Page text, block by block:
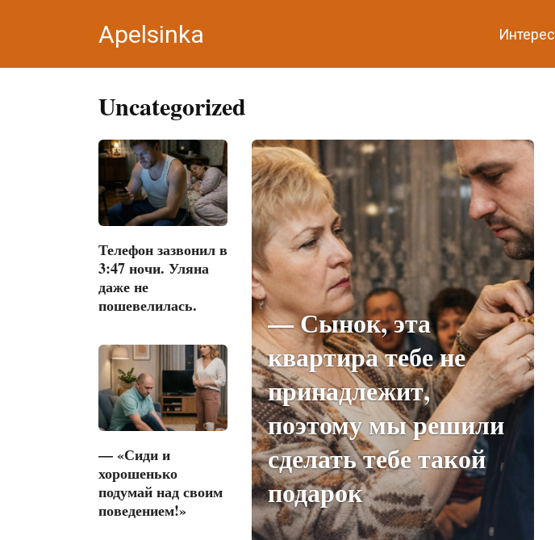
Apelsinka
Uncategorized
Телефон зазвонил в
3:47 ночи. Уляна
даже не
пошевелилась.
— Сынок, эта
квартира тебе не
принадлежит,
поэтому мы решили
сделать тебе такой
подарок
— «Сиди и
хорошенько
подумай над своим
поведением!»